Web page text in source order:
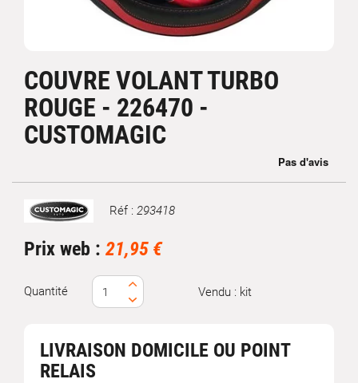
COUVRE VOLANT TURBO
ROUGE - 226470 -
CUSTOMAGIC
Marque Réf : 293418
Prix web : 21,95 €
Quantité Vendu : kit
LIVRAISON DOMICILE OU POINT
RELAIS